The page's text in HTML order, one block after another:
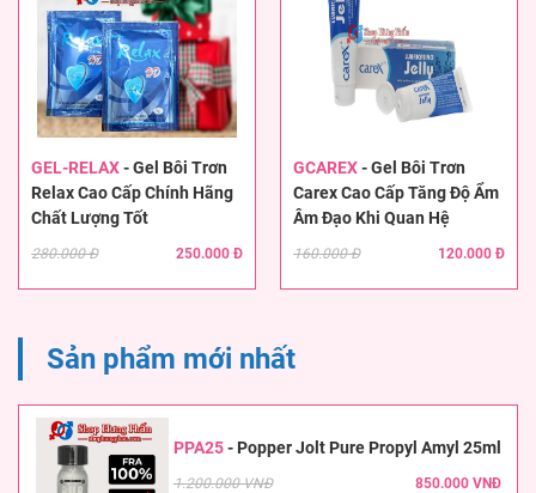
GEL-RELAX-Gel Bôi Trơn
Relax Cao Cấp Chính Hãng
Chất Lượng Tốt
280.000 Đ 250.000 Đ
GCAREX-Gel Bôi Trơn
Carex Cao Cấp Tăng Độ Ẩm
Âm Đạo Khi Quan Hệ
160.000 Đ 120.000 Đ
Sản phẩm mới nhất
PPA25- Popper Jolt Pure Propyl Amyl 25ml
1.200.000 VNĐ 850.000 VNĐ